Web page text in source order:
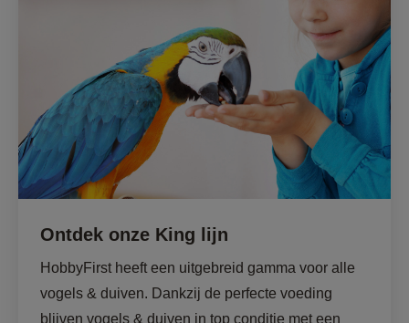
Ontdek onze King lijn
HobbyFirst heeft een uitgebreid gamma voor alle
vogels & duiven. Dankzij de perfecte voeding
blijven vogels & duiven in top conditie met een